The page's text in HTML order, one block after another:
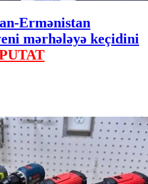
Ermənistan
mərhələyə keçidini